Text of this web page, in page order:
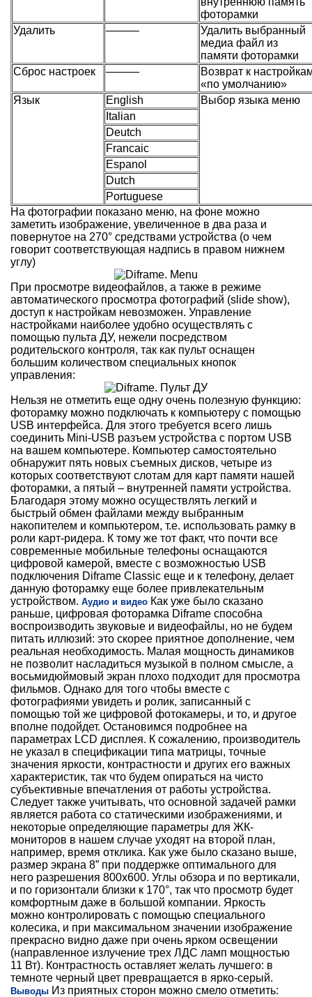
фоторамки
Удалить
———
Удалить выбранный
медиа файл из
памяти фоторамки
Сброс настроек
———
Возврат к
«по умолчанию»
Язык
English
Выбор языка меню
Italian
Deutch
Francaic
Espanol
Dutch
Portuguese
На фотографии показано меню, на фоне можно
заметить изображение, увеличенное в два раза и
повернутое на 270° средствами устройства (о чем
говорит соответствующая надпись в правом нижнем
углу)
При просмотре видеофайлов, а также в режиме
автоматического просмотра фотографий (slide show),
доступ к настройкам невозможен. Управление
настройками наиболее удобно осуществлять с
помощью пульта ДУ, нежели посредством
родительского контроля, так как пульт оснащен
большим количеством специальных кнопок
управления:
Нельзя не отметить еще одну очень полезную функцию:
фоторамку можно подключать к компьютеру с помощью
USB интерфейса. Для этого требуется всего лишь
соединить Mini-USB разъем устройства с портом USB
на вашем компьютере. Компьютер самостоятельно
обнаружит пять новых съемных дисков, четыре из
которых соответствуют слотам для карт памяти нашей
фоторамки, а пятый – внутренней памяти устройства.
Благодаря этому можно осуществлять легкий и
быстрый обмен файлами между выбранным
накопителем и компьютером, т.е. использовать рамку в
роли карт-ридера. К тому же тот факт, что почти все
современные мобильные телефоны оснащаются
цифровой камерой, вместе с возможностью USB
подключения Diframe Classic еще и к телефону, делает
данную фоторамку еще более привлекательным
устройством. Аудио и видео Как уже было сказано
раньше, цифровая фоторамка Diframe способна
воспроизводить звуковые и видеофайлы, но не будем
питать иллюзий: это скорее приятное дополнение, чем
реальная необходимость. Малая мощность динамиков
не позволит насладиться музыкой в полном смысле, а
восьмидюймовый экран плохо подходит для просмотра
фильмов. Однако для того чтобы вместе с
фотографиями увидеть и ролик, записанный с
помощью той же цифровой фотокамеры, и то, и другое
вполне подойдет. Остановимся подробнее на
параметрах LCD дисплея. К сожалению, производитель
не указал в спецификации типа матрицы, точные
значения яркости, контрастности и других его важных
характеристик, так что будем опираться на чисто
субъективные впечатления от работы устройства.
Следует также учитывать, что основной задачей рамки
является работа со статическими изображениями, и
некоторые определяющие параметры для ЖК-
мониторов в нашем случае уходят на второй план,
например, время отклика. Как уже было сказано выше,
размер экрана 8” при поддержке оптимального для
него разрешения 800х600. Углы обзора и по вертикали,
и по горизонтали близки к 170°, так что просмотр будет
комфортным даже в большой компании. Яркость
можно контролировать с помощью специального
колесика, и при максимальном значении изображение
прекрасно видно даже при очень ярком освещении
(направленное излучение трех ЛДС ламп мощностью
11 Вт). Контрастность оставляет желать лучшего: в
темноте черный цвет превращается в ярко-серый.
Выводы Из приятных сторон можно смело отметить: